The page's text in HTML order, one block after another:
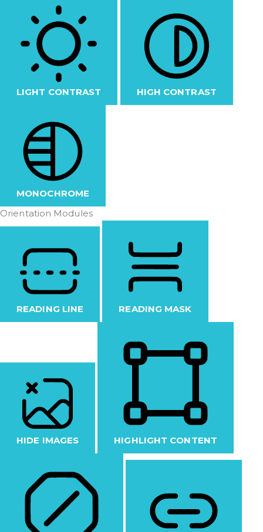
LIGHT CONTRAST HIGH CONTRAST
MONOCHROME
Orientation Modules
READING LINE READING MASK
HIDE IMAGES HIGHLIGHT CONTENT